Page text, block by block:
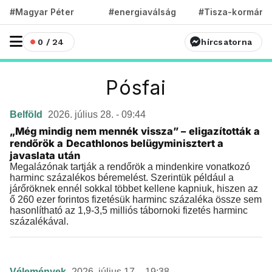
#Magyar Péter #energiaválság #Tisza-kormány
0 / 24 hírcsatorna
Pósfai
Belföld 2026. július 28. - 09:44
„Még mindig nem mennék vissza” – eligazították a
rendőrök a Decathlonos belügyminisztert a
javaslata után
Megalázónak tartják a rendőrök a mindenkire vonatkozó
harminc százalékos béremelést. Szerintük például a
járőröknek ennél sokkal többet kellene kapniuk, hiszen az
ő 260 ezer forintos fizetésük harminc százaléka össze sem
hasonlítható az 1,9-3,5 milliós tábornoki fizetés harminc
százalékával.